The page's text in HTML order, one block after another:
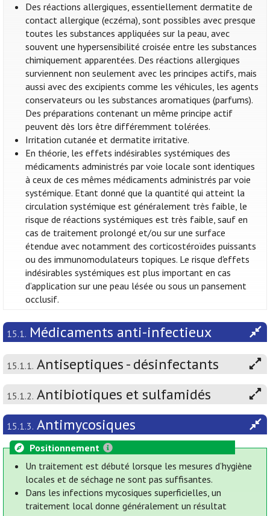
Des réactions allergiques, essentiellement dermatite de
contact allergique (eczéma), sont possibles avec presque
toutes les substances appliquées sur la peau, avec
souvent une hypersensibilité croisée entre les substances
chimiquement apparentées. Des réactions allergiques
surviennent non seulement avec les principes actifs, mais
aussi avec des excipients comme les véhicules, les agents
conservateurs ou les substances aromatiques (parfums).
Des préparations contenant un même principe actif
peuvent dès lors être différemment tolérées.
Irritation cutanée et dermatite irritative.
En théorie, les effets indésirables systémiques des
médicaments administrés par voie locale sont identiques
à ceux de ces mêmes médicaments administrés par voie
systémique. Etant donné que la quantité qui atteint la
circulation systémique est généralement très faible, le
risque de réactions systémiques est très faible, sauf en
cas de traitement prolongé et/ou sur une surface
étendue avec notamment des corticostéroïdes puissants
ou des immunomodulateurs topiques. Le risque d'effets
indésirables systémiques est plus important en cas
d’application sur une peau lésée ou sous un pansement
occlusif.
15.1. Médicaments anti-infectieux
15.1.1. Antiseptiques - désinfectants
15.1.2. Antibiotiques et sulfamidés
15.1.3. Antimycosiques
Positionnement
Un traitement est débuté lorsque les mesures d’hygiène
locales et de séchage ne sont pas suffisantes.
Dans les infections mycosiques superficielles, un
traitement local donne généralement un résultat